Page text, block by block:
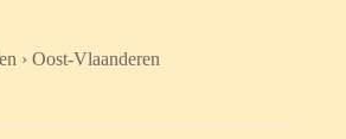
› Oost-Vlaanderen